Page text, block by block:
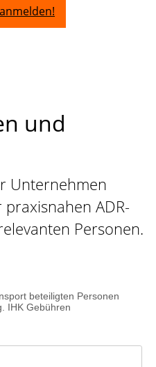
und
Unternehmen
ADR-
Personen.
beteiligten Personen
IHK Gebühren